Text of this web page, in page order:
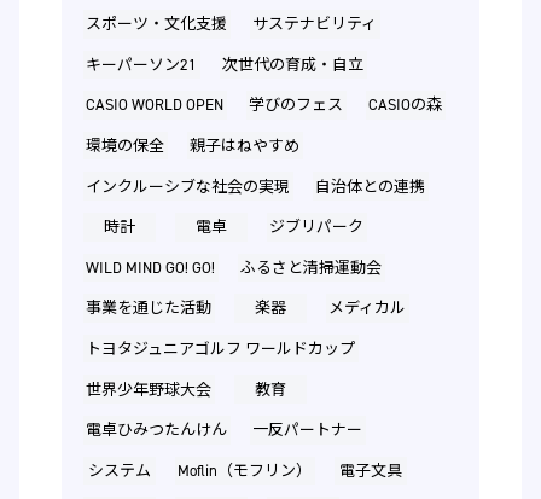
スポーツ・文化支援
サステナビリティ
キーパーソン21
次世代の育成・自立
CASIO WORLD OPEN
学びのフェス
CASIOの森
環境の保全
親子はねやすめ
インクルーシブな社会の実現
自治体との連携
時計
電卓
ジブリパーク
WILD MIND GO! GO!
ふるさと清掃運動会
事業を通じた活動
楽器
メディカル
トヨタジュニアゴルフ ワールドカップ
世界少年野球大会
教育
電卓ひみつたんけん
一反パートナー
システム
Moflin（モフリン）
電子文具